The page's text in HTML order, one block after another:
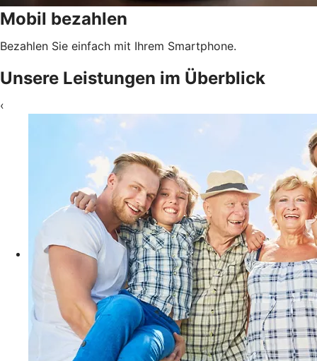
Mobil bezahlen
Bezahlen Sie einfach mit Ihrem Smartphone.
Unsere Leistungen im Überblick
‹